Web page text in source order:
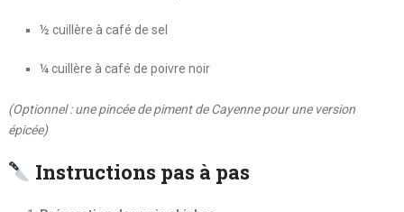
½ cuillère à café de sel
¼ cuillère à café de poivre noir
(Optionnel : une pincée de piment de Cayenne pour une version
épicée)
Instructions pas à pas